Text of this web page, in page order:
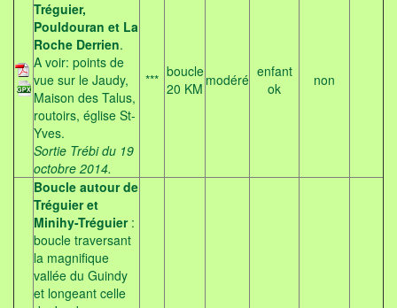
Tréguier,
Pouldouran et La
Roche Derrien.
A voir: points de
vue sur le Jaudy,
Maison des Talus,
routoirs, église St-
Yves.
Sortie Trébi du 19
octobre 2014.
*** boucle
20 KM modéré enfant
ok
non
Boucle autour de
Tréguier et
Minihy-Tréguier:
boucle traversant
la magnifique
vallée du Guindy
et longeant celle